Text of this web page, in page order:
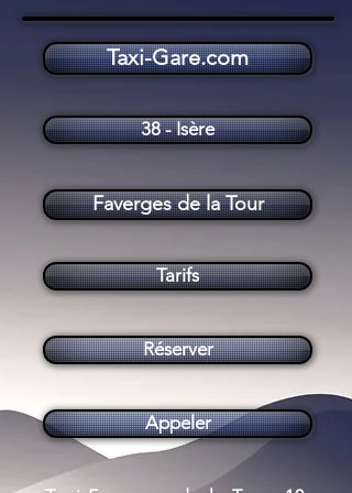
Tarifs
Taxi Faverges de la Tour (38110)
Faverges de la Tour
Taxi-Gare.com
Réserver
Appeler
38 - Isère